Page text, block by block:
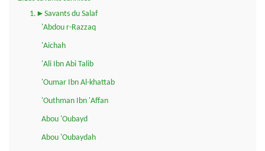
1.►Savants du Salaf
'Abdou r-Razzaq
'Aichah
'Ali Ibn Abi Talib
'Oumar Ibn Al-khattab
'Outhman Ibn 'Affan
Abou 'Oubayd
Abou 'Oubaydah